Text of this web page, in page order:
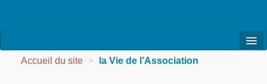
l’Association
Accueil du site > la Vie de l’Association